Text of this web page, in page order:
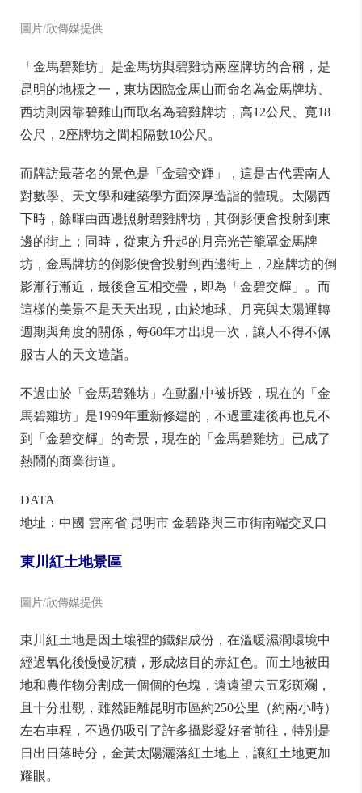
圖片/欣傳媒提供
「金馬碧雞坊」是金馬坊與碧雞坊兩座牌坊的合稱，是
昆明的地標之一，東坊因臨金馬山而命名為金馬牌坊、
西坊則因靠碧雞山而取名為碧雞牌坊，高12公尺、寬18
公尺，2座牌坊之間相隔數10公尺。
而牌訪最著名的景色是「金碧交輝」，這是古代雲南人
對數學、天文學和建築學方面深厚造詣的體現。太陽西
下時，餘暉由西邊照射碧雞牌坊，其倒影便會投射到東
邊的街上；同時，從東方升起的月亮光芒籠罩金馬牌
坊，金馬牌坊的倒影便會投射到西邊街上，2座牌坊的倒
影漸行漸近，最後會互相交疊，即為「金碧交輝」。而
這樣的美景不是天天出現，由於地球、月亮與太陽運轉
週期與角度的關係，每60年才出現一次，讓人不得不佩
服古人的天文造詣。
不過由於「金馬碧雞坊」在動亂中被拆毀，現在的「金
馬碧雞坊」是1999年重新修建的，不過重建後再也見不
到「金碧交輝」的奇景，現在的「金馬碧雞坊」已成了
熱鬧的商業街道。
DATA
地址：中國 雲南省 昆明市 金碧路與三市街南端交叉口
東川紅土地景區
東川紅土地是因土壤裡的鐵鋁成份，在溫暖濕潤環境中
經過氧化後慢慢沉積，形成炫目的赤紅色。而土地被田
地和農作物分割成一個個的色塊，遠遠望去五彩斑斕，
且十分壯觀，雖然距離昆明市區約250公里（約兩小時）
左右車程，不過仍吸引了許多攝影愛好者前往，特別是
日出日落時分，金黃太陽灑落紅土地上，讓紅土地更加